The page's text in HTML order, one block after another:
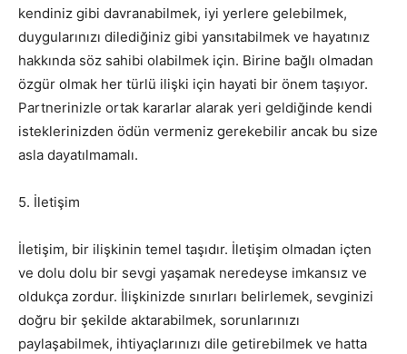
kendiniz gibi davranabilmek, iyi yerlere gelebilmek,
duygularınızı dilediğiniz gibi yansıtabilmek ve hayatınız
hakkında söz sahibi olabilmek için. Birine bağlı olmadan
özgür olmak her türlü ilişki için hayati bir önem taşıyor.
Partnerinizle ortak kararlar alarak yeri geldiğinde kendi
isteklerinizden ödün vermeniz gerekebilir ancak bu size
asla dayatılmamalı.
5. İletişim
İletişim, bir ilişkinin temel taşıdır. İletişim olmadan içten
ve dolu dolu bir sevgi yaşamak neredeyse imkansız ve
oldukça zordur. İlişkinizde sınırları belirlemek, sevginizi
doğru bir şekilde aktarabilmek, sorunlarınızı
paylaşabilmek, ihtiyaçlarınızı dile getirebilmek ve hatta